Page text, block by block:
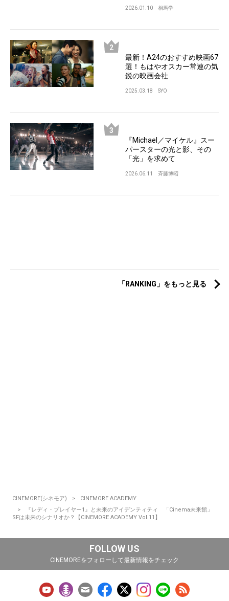
2026.01.10 相馬学
最新！A24のおすすめ映画67
選！もはやオスカー常連の気
鋭の映画会社
2025.03.18 SYO
『Michael／マイケル』スー
パースターの光と影、その
「光」を求めて
2026.06.11 斉藤博昭
「RANKING」をもっと見る
CINEMORE(シネモア)
CINEMORE ACADEMY
『レディ・プレイヤー1』と未来のアイデンティティ 「Cinema未来館」
SFは未来のシナリオか？【CINEMORE ACADEMY Vol.11】
FOLLOW US
CINEMOREをフォローして最新情報をチェック